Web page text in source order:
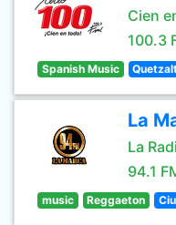
Cien
100.3
Spanish Music
La
La
94.1
music Reggaeton